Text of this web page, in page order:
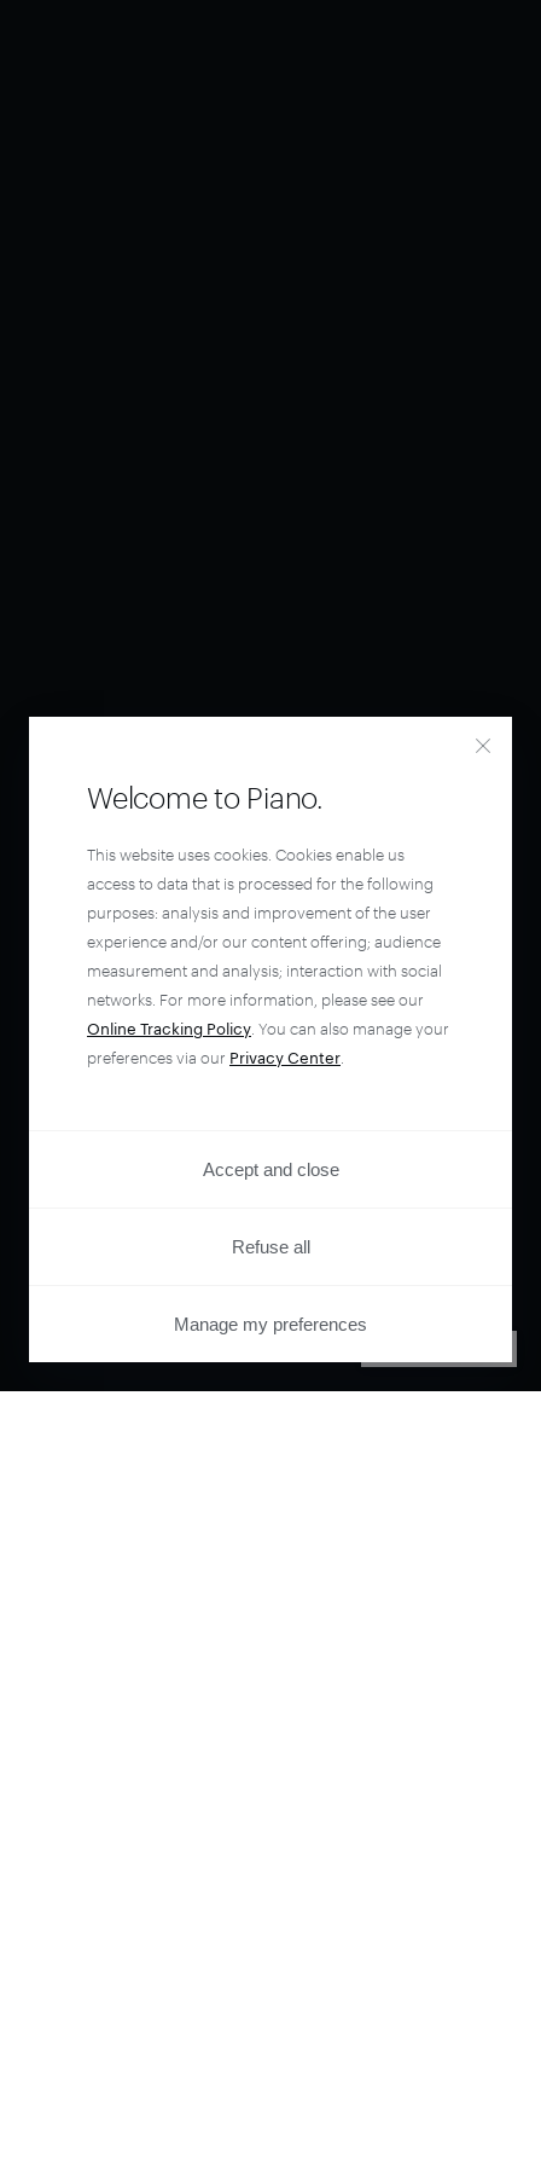
Welcome to Piano.
This website uses cookies. Cookies enable us
access to data that is processed for the following
purposes: analysis and improvement of the user
experience and/or our content offering; audience
measurement and analysis; interaction with social
networks. For more information, please see our
Online Tracking Policy . You can also manage your
preferences via our Privacy Center
Accept and close
Refuse all
Manage my preferences